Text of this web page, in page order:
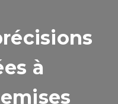
à